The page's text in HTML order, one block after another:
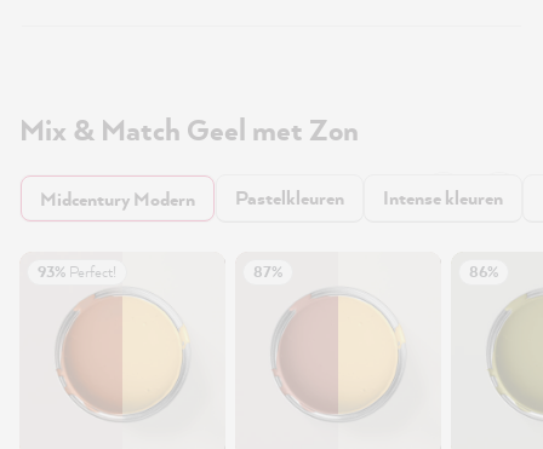
Mix & Match Geel met Zon
Midcentury Modern Pastelkleuren Intense kleuren
93% Perfect! 87% 86%